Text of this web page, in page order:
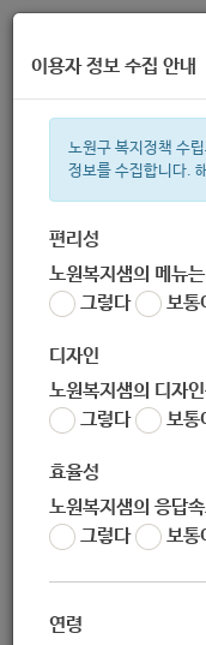
주간 인기검색어
한
이용자 정보 수집 안내
노원구 복지정책 수
정보를 수집합니다.
편리성
노원복지샘의 메뉴
그렇다
보통
디자인
노원복지샘의 디자
그렇다
보통
효율성
노원복지샘의 응답
그렇다
보통
연령
전체 1
[필독] 무엇이든 물어보
노원복지샘 관리자